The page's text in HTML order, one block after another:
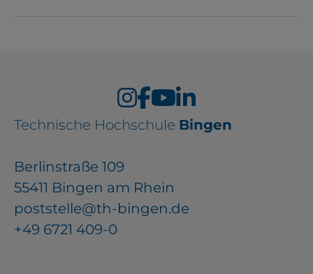
Technische Hochschule Bingen
Berlinstraße 109
55411 Bingen am Rhein
poststelle@th-bingen.de
+49 6721 409-0
EXTERNE MEDIEN
Benutzerdaten durch
Drittanbieter, bspw. über das
Einbinden externer Videos,
Standortdaten oder